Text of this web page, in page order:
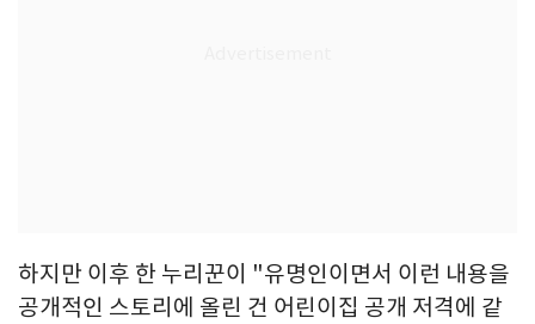
하지만 이후 한 누리꾼이 "유명인이면서 이런 내용을
공개적인 스토리에 올린 건 어린이집 공개 저격에 같